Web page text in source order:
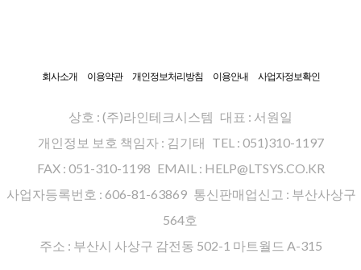
회사소개 이용약관 개인정보처리방침 이용안내 사업자정보확인
상호 : (주)라인테크시스템 대표 : 서원일
개인정보 보호 책임자 : 김기태 TEL : 051)310-1197
FAX : 051-310-1198 EMAIL : HELP@LTSYS.CO.KR
사업자등록번호 : 606-81-63869 통신판매업신고 : 부산사상구
564호
주소 : 부산시 사상구 감전동 502-1 마트월드 A-315